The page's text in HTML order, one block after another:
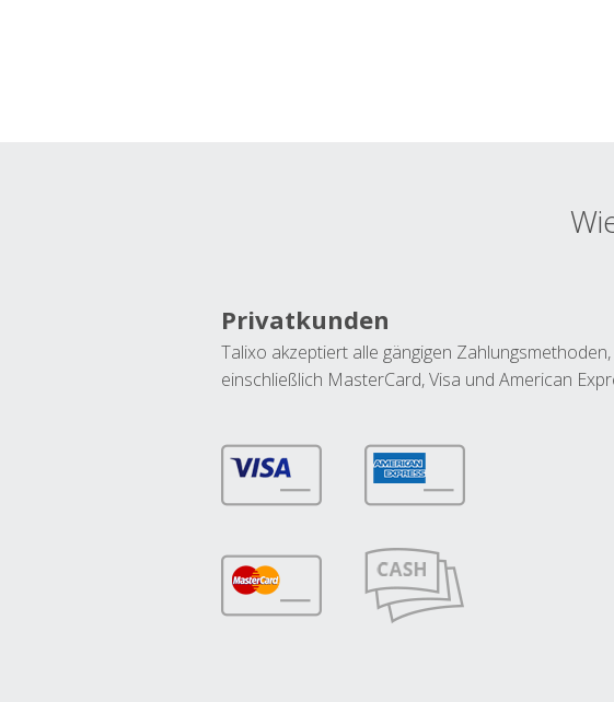
Privatkunden
Talixo akzeptiert alle gängigen Zahlungsmethoden,
einschließlich MasterCard, Visa und American